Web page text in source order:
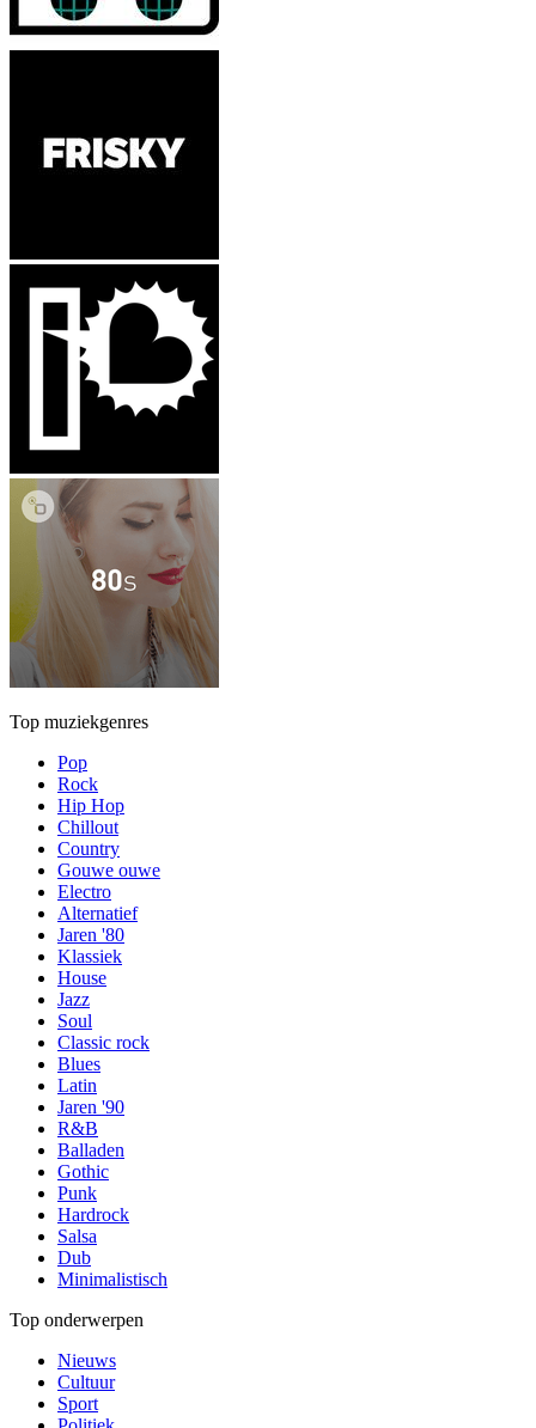
Top muziekgenres
Pop
Rock
Hip Hop
Chillout
Country
Gouwe ouwe
Electro
Alternatief
Jaren '80
Klassiek
House
Jazz
Soul
Classic rock
Blues
Latin
Jaren '90
R&B
Balladen
Gothic
Punk
Hardrock
Salsa
Dub
Minimalistisch
Top onderwerpen
Nieuws
Cultuur
Sport